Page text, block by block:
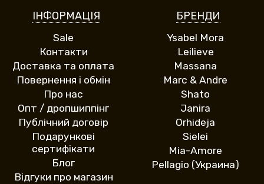
ІНФОРМАЦІЯ
Sale
Контакти
Доставка та оплата
Повернення і обмін
Про нас
Опт / дропшиппінг
Публічний договір
Подарункові
сертифікати
Блог
Відгуки про магазин
БРЕНДИ
Ysabel Mora
Leilieve
Massana
Marc & Andre
Shato
Janira
Orhideja
Sielei
Mia-Amore
Pellagio (Украина)